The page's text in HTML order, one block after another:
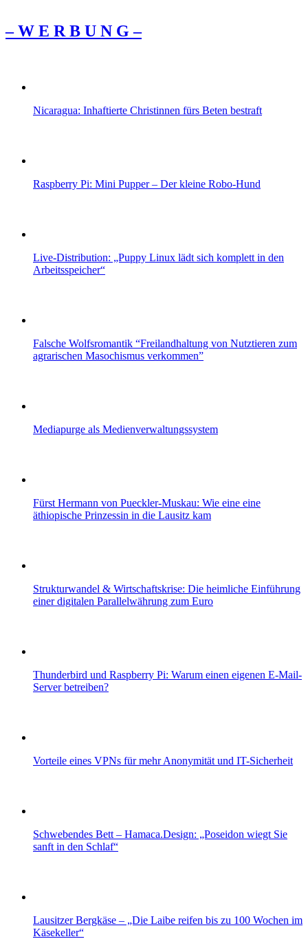
– W Ε R Β U Ν G –
Nicaragua: Inhaftierte Christinnen fürs Beten bestraft
Raspberry Pi: Mini Pupper – Der kleine Robo-Hund
Live-Distribution: „Puppy Linux lädt sich komplett in den
Arbeitsspeicher“
Falsche Wolfsromantik “Freilandhaltung von Nutztieren zum
agrarischen Masochismus verkommen”
Mediapurge als Medienverwaltungssystem
Fürst Hermann von Pueckler-Muskau: Wie eine eine
äthiopische Prinzessin in die Lausitz kam
Strukturwandel & Wirtschaftskrise: Die heimliche Einführung
einer digitalen Parallelwährung zum Euro
Thunderbird und Raspberry Pi: Warum einen eigenen E-Mail-
Server betreiben?
Vorteile eines VPNs für mehr Anonymität und IT-Sicherheit
Schwebendes Bett – Hamaca.Design: „Poseidon wiegt Sie
sanft in den Schlaf“
Lausitzer Bergkäse – „Die Laibe reifen bis zu 100 Wochen im
Käsekeller“